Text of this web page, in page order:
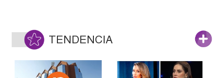
TENDENCIA